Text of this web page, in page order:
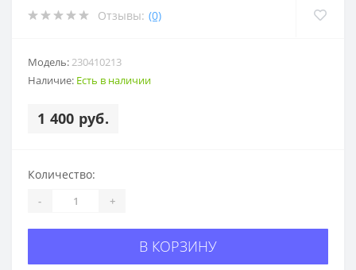
Отзывы: (0)
Модель:230410213
Наличие: Есть в наличии
1 400 руб.
Количество:
- +
В КОРЗИНУ